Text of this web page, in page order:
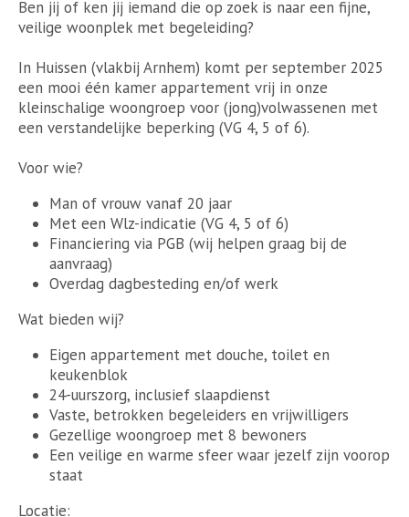
Ben jij of ken jij iemand die op zoek is naar een fijne,
veilige woonplek met begeleiding?
In Huissen (vlakbij Arnhem) komt per september 2025
een mooi één kamer appartement vrij in onze
kleinschalige woongroep voor (jong)volwassenen met
een verstandelijke beperking (VG 4, 5 of 6).
Voor wie?
Man of vrouw vanaf 20 jaar
Met een Wlz-indicatie (VG 4, 5 of 6)
Financiering via PGB (wij helpen graag bij de
aanvraag)
Overdag dagbesteding en/of werk
Wat bieden wij?
Eigen appartement met douche, toilet en
keukenblok
24-uurszorg, inclusief slaapdienst
Vaste, betrokken begeleiders en vrijwilligers
Gezellige woongroep met 8 bewoners
Een veilige en warme sfeer waar jezelf zijn voorop
staat
Locatie: